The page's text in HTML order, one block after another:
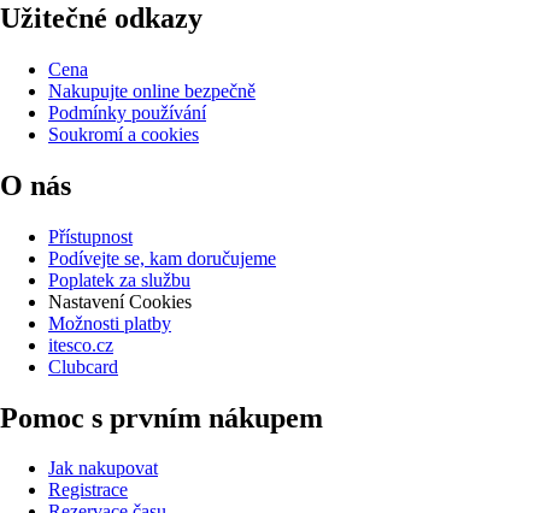
Užitečné odkazy
Cena
Nakupujte online bezpečně
Podmínky používání
Soukromí a cookies
O nás
Přístupnost
Podívejte se, kam doručujeme
Poplatek za službu
Nastavení Cookies
Možnosti platby
itesco.cz
Clubcard
Pomoc s prvním nákupem
Jak nakupovat
Registrace